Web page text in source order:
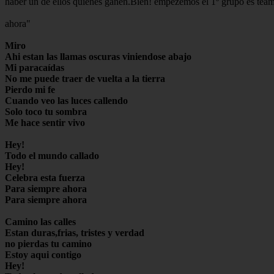
ahora"
Miro
Ahi estan las llamas oscuras viniendose abajo
Mi paracaídas
No me puede traer de vuelta a la tierra
Pierdo mi fe
Cuando veo las luces callendo
Solo toco tu sombra
Me hace sentir vivo
Hey!
Todo el mundo callado
Hey!
Celebra esta fuerza
Para siempre ahora
Para siempre ahora
Camino las calles
Estan duras,frias, tristes y verdad
no pierdas tu camino
Estoy aqui contigo
Hey!